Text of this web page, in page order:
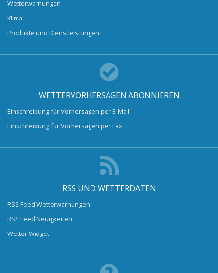
Wetterwarnungen
Klima
Produkte und Dienstleistungen
WETTERVORHERSAGEN ABONNIEREN
Einschreibung für Vorhersagen per E-Mail
Einschreibung für Vorhersagen per Fax
RSS UND WETTERDATEN
RSS Feed Wetterwarnungen
RSS Feed Neuigkeiten
Wetter Widget